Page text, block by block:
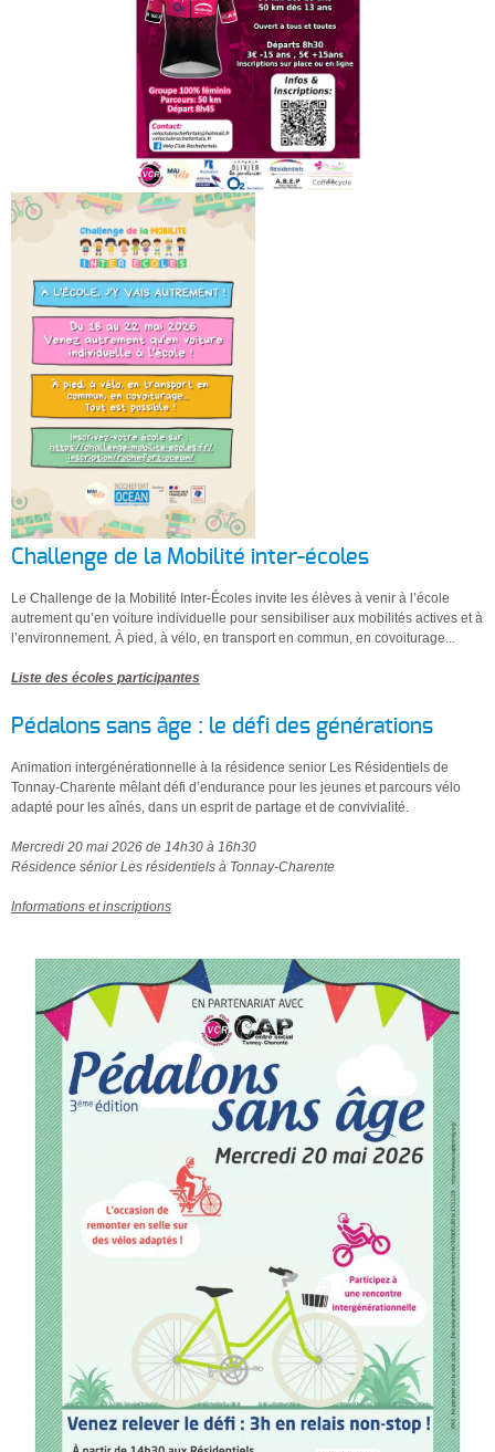
Challenge de la Mobilité inter-écoles
Le Challenge de la Mobilité Inter-Écoles invite les élèves à venir à l’école
autrement qu’en voiture individuelle pour sensibiliser aux mobilités actives et à
l’environnement. À pied, à vélo, en transport en commun, en covoiturage...
Liste des écoles participantes
Pédalons sans âge : le défi des générations
Animation intergénérationnelle à la résidence senior Les Résidentiels de
Tonnay-Charente mêlant défi d’endurance pour les jeunes et parcours vélo
adapté pour les aînés, dans un esprit de partage et de convivialité.
Mercredi 20 mai 2026 de 14h30 à 16h30
Résidence sénior Les résidentiels à Tonnay-Charente
Informations et inscriptions